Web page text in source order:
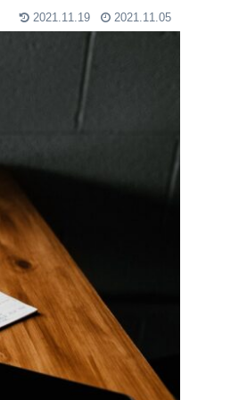
2021.11.19 2021.11.05